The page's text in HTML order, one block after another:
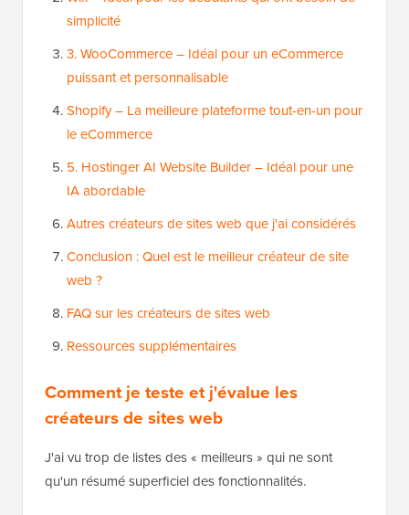
simplicité
3. WooCommerce – Idéal pour un eCommerce
puissant et personnalisable
Shopify – La meilleure plateforme tout-en-un pour
le eCommerce
5. Hostinger AI Website Builder – Idéal pour une
IA abordable
Autres créateurs de sites web que j'ai considérés
Conclusion : Quel est le meilleur créateur de site
web ?
FAQ sur les créateurs de sites web
Ressources supplémentaires
Comment je teste et j'évalue les
créateurs de sites web
J'ai vu trop de listes des « meilleurs » qui ne sont
qu'un résumé superficiel des fonctionnalités.